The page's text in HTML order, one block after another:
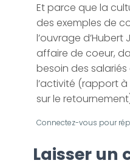
Et parce que la
des exemples de
l’ouvrage d’Hubert
affaire de coeur,
besoin des
l’activité (rapport
sur le
Connectez-vous pour
Laisser un